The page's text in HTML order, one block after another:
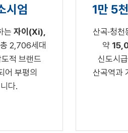
시엄
는자이(Xi),
2,706세대
적 브랜드
어 부평의
다.
1만 5
산곡·청
약
신도시
산곡역과